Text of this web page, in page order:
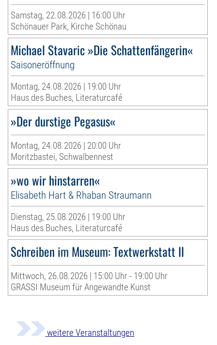
Samstag, 22.08.2026 | 16:00 Uhr
Schönauer Park, Kirche Schönau
Michael Stavaric »Die Schattenfängerin«
Saisoneröffnung
Montag, 24.08.2026 | 19:00 Uhr
Haus des Buches, Literaturcafé
»Der durstige Pegasus«
Montag, 24.08.2026 | 20:00 Uhr
Moritzbastei, Schwalbennest
»wo wir hinstarren«
Elisabeth Hart & Rhaban Straumann
Dienstag, 25.08.2026 | 19:00 Uhr
Haus des Buches, Literaturcafé
Schreiben im Museum: Textwerkstatt II
Mittwoch, 26.08.2026 | 15:00 Uhr - 19:00 Uhr
GRASSI Museum für Angewandte Kunst
weitere Veranstaltungen